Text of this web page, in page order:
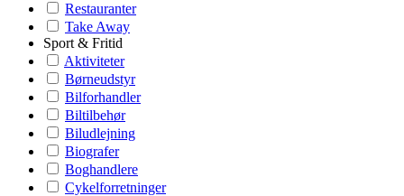
Restauranter
Take Away
Sport & Fritid
Aktiviteter
Børneudstyr
Bilforhandler
Biltilbehør
Biludlejning
Biografer
Boghandlere
Cykelforretninger